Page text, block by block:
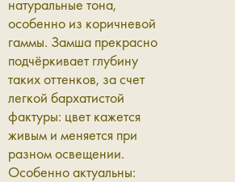
натуральные тона,
особенно из коричневой
гаммы. Замша прекрасно
подчёркивает глубину
таких оттенков, за счет
легкой бархатистой
фактуры: цвет кажется
живым и меняется при
разном освещении.
Особенно актуальны: